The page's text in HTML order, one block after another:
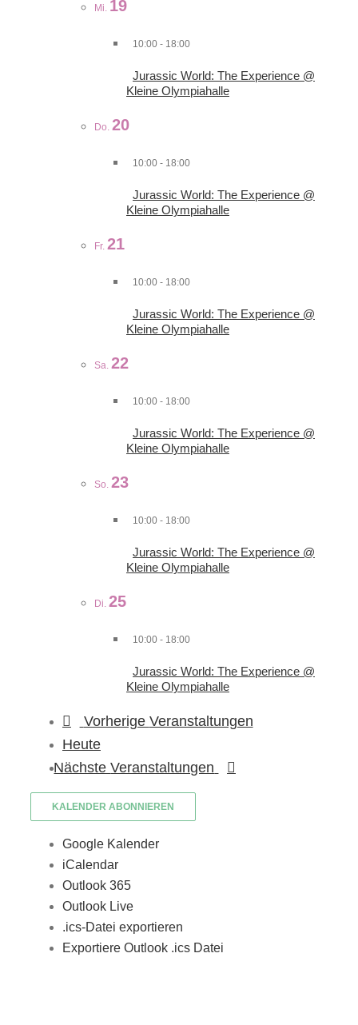
Mi. 19
10:00 - 18:00
Jurassic World: The Experience @
Kleine Olympiahalle
Do. 20
10:00 - 18:00
Jurassic World: The Experience @
Kleine Olympiahalle
Fr. 21
10:00 - 18:00
Jurassic World: The Experience @
Kleine Olympiahalle
Sa. 22
10:00 - 18:00
Jurassic World: The Experience @
Kleine Olympiahalle
So. 23
10:00 - 18:00
Jurassic World: The Experience @
Kleine Olympiahalle
Di. 25
10:00 - 18:00
Jurassic World: The Experience @
Kleine Olympiahalle
Vorherige Veranstaltungen
Heute
NächsteVeranstaltungen
KALENDER ABONNIEREN
Google Kalender
iCalendar
Outlook 365
Outlook Live
.ics-Datei exportieren
Exportiere Outlook .ics Datei